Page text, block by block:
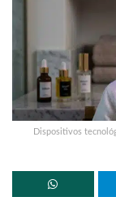
Dispositivos